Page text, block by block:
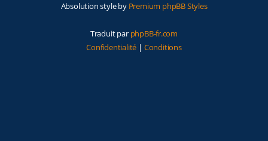
Absolution style by Premium phpBB Styles
Traduit par phpBB-fr.com
Confidentialité | Conditions